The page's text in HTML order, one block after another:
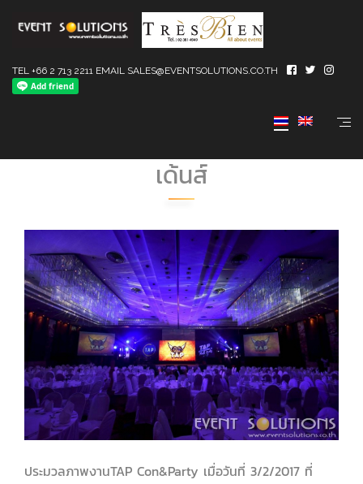
TEL +66 2 713 2211 EMAIL SALES@EVENTSOLUTIONS.CO.TH
TAP Con&Party เมื่อวันที่
เด้นส์
ประมวลภาพงานTAP Con&Party เมื่อวันที่ 3/2/2017 ที่